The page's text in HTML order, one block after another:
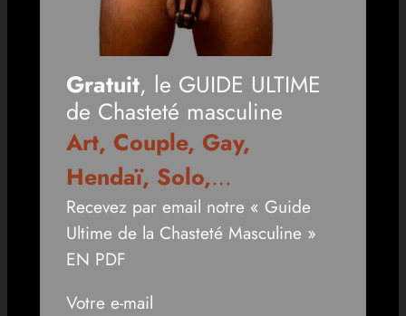
Gratuit, le GUIDE ULTIME
de Chasteté masculine
Art, Couple, Gay,
Hendaï, Solo,…
Recevez par email notre « Guide
Ultime de la Chasteté Masculine »
EN PDF
Votre e-mail